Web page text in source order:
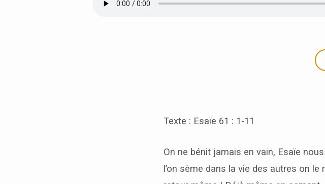
Texte : Esaïe 61 : 1-11
On ne bénit jamais en vain, Esaïe
l’on sème dans la vie des autres on